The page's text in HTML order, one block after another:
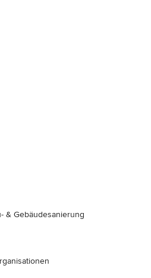
& Gebäudesanierung